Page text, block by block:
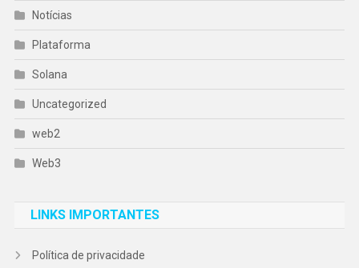
Notícias
Plataforma
Solana
Uncategorized
web2
Web3
LINKS IMPORTANTES
Política de privacidade